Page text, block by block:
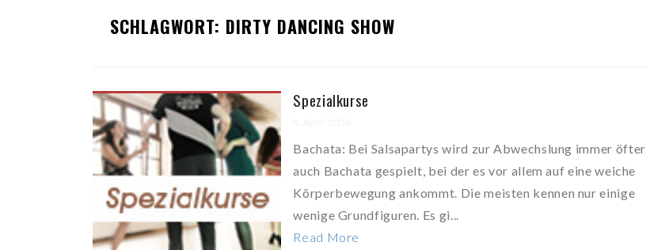
SCHLAGWORT: DIRTY DANCING SHOW
Spezialkurse
8. April 2018
Bachata: Bei Salsapartys wird zur Abwechslung immer öfter
auch Bachata gespielt, bei der es vor allem auf eine weiche
Körperbewegung ankommt. Die meisten kennen nur einige
wenige Grundfiguren. Es gi...
Read More